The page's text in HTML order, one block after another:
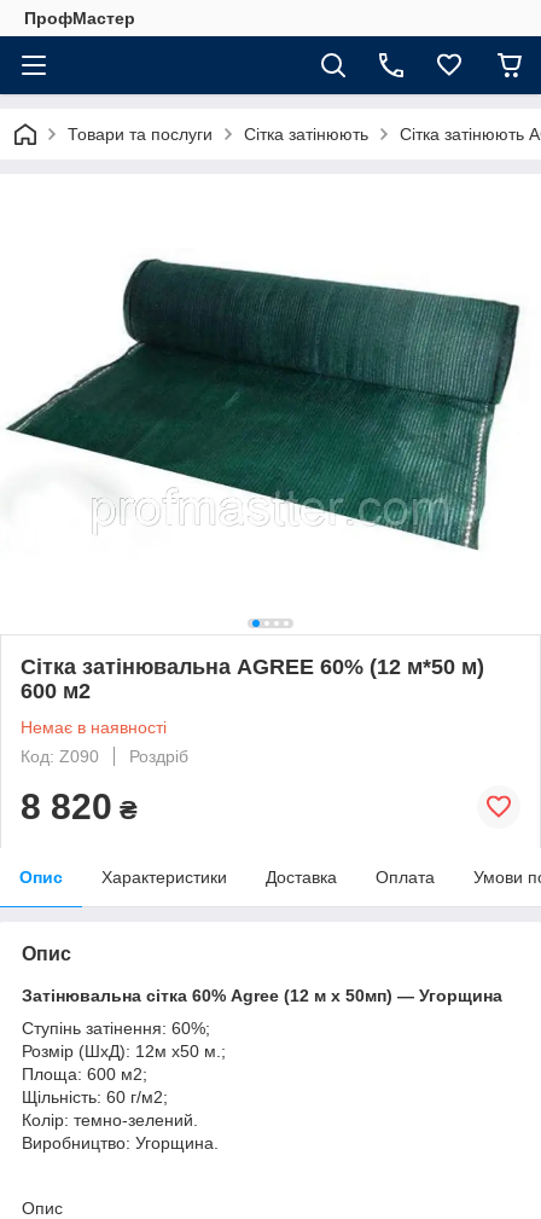
ПрофМастер
Товари та послуги Сітка затінюють Сітка затінюють
Сітка затінювальна AGREE 60% (12 м*50 м)
600 м2
Немає в наявності
Код: Z090
Роздріб
8 820 ₴
Опис Характеристики Доставка Оплата Умови
Опис
Затінювальна сітка 60% Agree (12 м х 50мп) — Угорщина
Ступінь затінення: 60%;
Розмір (ШхД): 12м х50 м.;
Площа: 600 м2;
Щільність: 60 г/м2;
Колір: темно-зелений.
Виробництво: Угорщина.
Опис